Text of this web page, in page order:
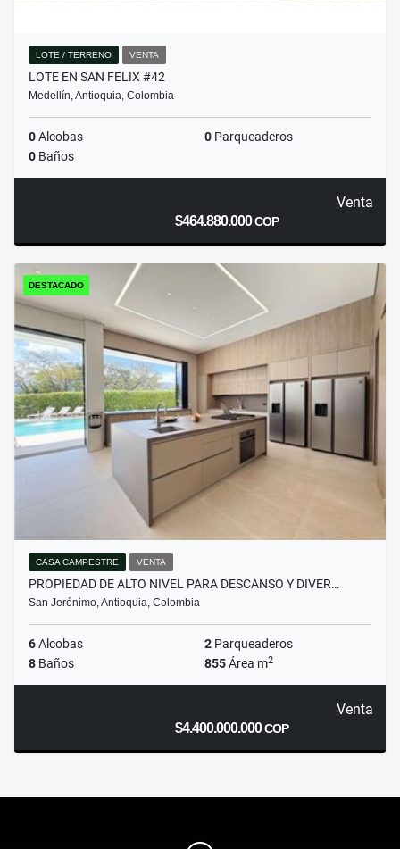
LOTE / TERRENO VENTA
LOTE EN SAN FELIX #42
Medellín, Antioquia, Colombia
0Alcobas 0 Parqueaderos
0 Baños
Venta
$464.880.000COP
DESTACADO
CASA CAMPESTRE VENTA
PROPIEDAD DE ALTO NIVEL PARA DESCANSO Y DIVER…
San Jerónimo, Antioquia, Colombia
6Alcobas 2 Parqueaderos
8 Baños 855Área m2
Venta
$4.400.000.000COP